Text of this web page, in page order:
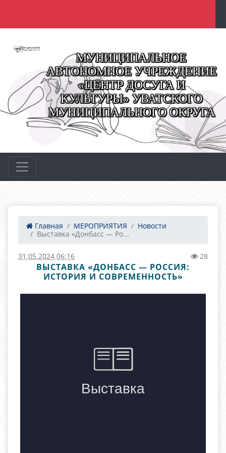
МУНИЦИПАЛЬНОЕ
АВТОНОМНОЕ УЧРЕЖДЕНИЕ
«ЦЕНТР ДОСУГА И
КУЛЬТУРЫ» УВАТСКОГО
МУНИЦИПАЛЬНОГО ОКРУГА
Главная МЕРОПРИЯТИЯ
Новости
Выставка «Донбасс — Ро...
31.05.2024 06:16 28
ВЫСТАВКА «ДОНБАСС — РОССИЯ:
ИСТОРИЯ И СОВРЕМЕННОСТЬ»